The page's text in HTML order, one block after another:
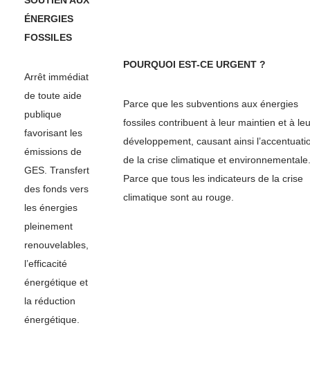
ÉNERGIES
FOSSILES
Arrêt immédiat
de toute aide
publique
favorisant les
émissions de
GES. Transfert
des fonds vers
les énergies
pleinement
renouvelables,
l’efficacité
énergétique et
la réduction
énergétique.
POURQUOI EST-CE URGENT ?
Parce que les subventions aux énergies
fossiles contribuent à leur maintien et à
développement, causant ainsi
de la crise climatique et environnementale.
Parce que tous les indicateurs de la crise
climatique sont au rouge.